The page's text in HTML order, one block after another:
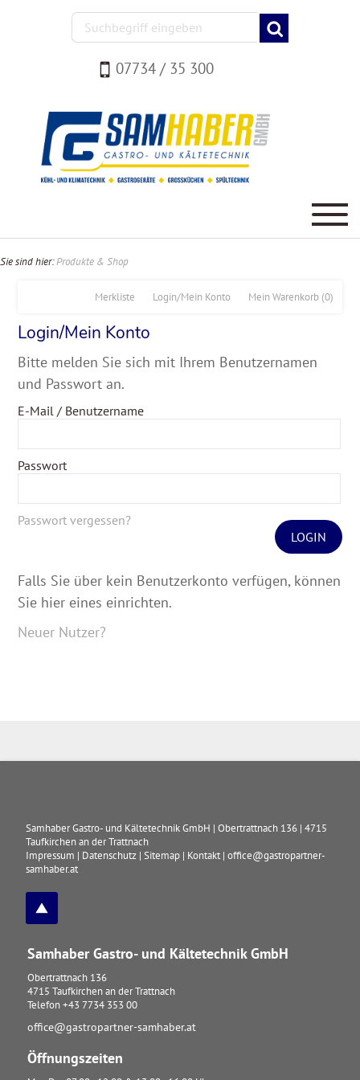
07734 / 35 300
Sie sind hier:Produkte & Shop
Mein Warenkorb (0)
Login/Mein Konto
Merkliste
Login/Mein Konto
Bitte melden Sie sich mit Ihrem Benutzernamen
und Passwort an.
E-Mail / Benutzername
Passwort
LOGIN
Passwort vergessen?
Falls Sie über kein Benutzerkonto verfügen, können
Sie hier eines einrichten.
Neuer Nutzer?
Samhaber Gastro- und Kältetechnik GmbH |Obertrattnach 136 |4715
Taufkirchen an der Trattnach
Impressum | Datenschutz |Sitemap | Kontakt |office@gastropartner-
samhaber.at
Samhaber Gastro- und Kältetechnik GmbH
Obertrattnach 136
4715 Taufkirchen an der Trattnach
Telefon +43 7734 353 00
office@gastropartner-samhaber.at
Öffnungszeiten